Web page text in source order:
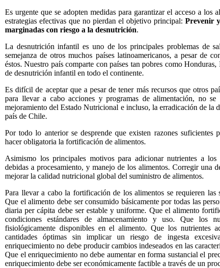
Es urgente que se adopten medidas para garantizar el acceso a los
estrategias efectivas que no pierdan el objetivo principal: Prevenir
marginadas con riesgo a la desnutrición.
La desnutrición infantil es uno de los principales problemas de
semejanza de otros muchos países latinoamericanos, a pesar de
éstos. Nuestro país comparte con países tan pobres como
de desnutrición infantil en todo el continente.
Es difícil de aceptar que a pesar de tener más recursos que otros
para llevar a cabo acciones y programas de alimentación, no
mejoramiento del Estado Nutricional e incluso, la erradicación de la
país de Chile.
Por todo lo anterior se desprende que existen razones suficientes
hacer obligatoria la fortificación de alimentos.
Asimismo los principales motivos para adicionar nutrientes a los
debidas a procesamiento, y manejo de los alimentos. Corregir una
mejorar la calidad nutricional global del suministro de alimentos.
Para llevar a cabo la fortificación de los alimentos se requieren las
Que el alimento debe ser consumido básicamente por todas las
diaria per cápita debe ser estable y uniforme. Que el alimento
condiciones estándares de almacenamiento y uso. Que los
fisiológicamente disponibles en el alimento. Que los nutrientes
cantidades óptimas sin implicar un riesgo de ingesta
enriquecimiento no debe producir cambios indeseados en las
Que el enriquecimiento no debe aumentar en forma sustancial el
enriquecimiento debe ser económicamente factible a través de un